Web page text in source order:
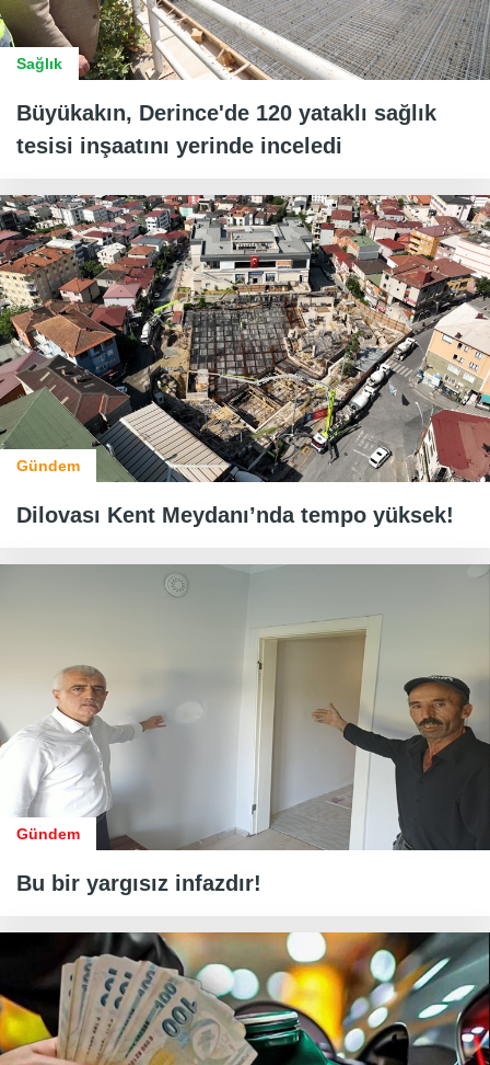
Sağlık
Büyükakın, Derince'de 120 yataklı sağlık
tesisi inşaatını yerinde inceledi
Gündem
Dilovası Kent Meydanı’nda tempo yüksek!
Gündem
Bu bir yargısız infazdır!